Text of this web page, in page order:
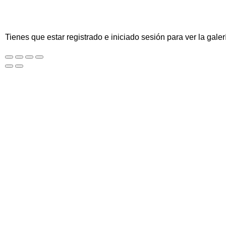
Tienes que estar registrado e iniciado sesión para ver la